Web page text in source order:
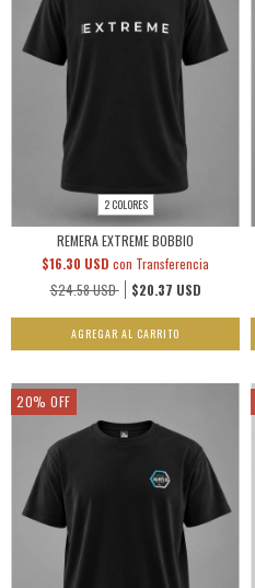
2 COLORES
REMERA EXTREME BOBBIO
$24.58 USD $20.37 USD
$16.30 USD con Transferencia
AGREGAR AL CARRITO
20% OFF